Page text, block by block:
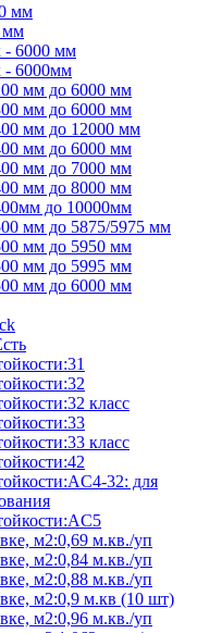
мм
мм
- 6000 мм
- 6000мм
мм до 6000 мм
мм до 6000 мм
мм до 12000 мм
мм до 6000 мм
мм до 7000 мм
мм до 8000 мм
до 10000мм
мм до 5875/5975 мм
мм до 5950 мм
мм до 5995 мм
мм до 6000 мм
класс
класс
32: для
м2:0,69 м.кв./уп
м2:0,84 м.кв./уп
м2:0,88 м.кв./уп
м2:0,9 м.кв (10 шт)
м2:0,96 м.кв./уп